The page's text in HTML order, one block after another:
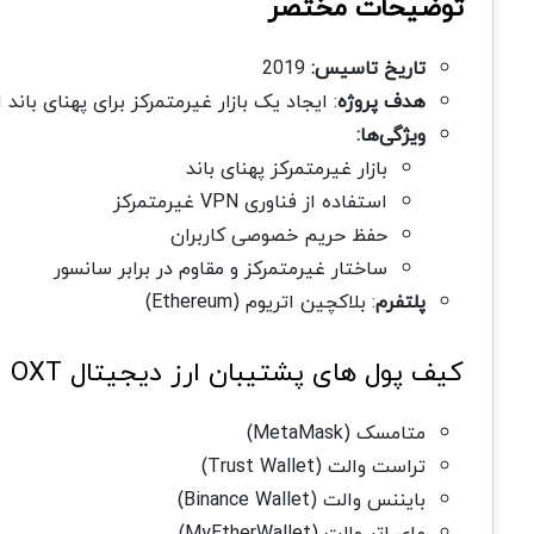
تاریخ تاسیس:
هدف پروژه: ایجاد یک بازار غیرمتمرکز برای پهنای
ویژگی‌ها:
بازار غیرمتمرکز پهنای باند
استفاده از فناوری VPN غیرمتمرکز
حفظ حریم خصوصی کاربران
ساختار غیرمتمرکز و مقاوم در برابر سانسور
پلتفرم: بلاکچین اتریوم (Ethereum)
کیف پول های پشتیبان ارز دیجیتال OXT
متامسک (MetaMask)
تراست والت (Trust Wallet)
بایننس والت (Binance Wallet)